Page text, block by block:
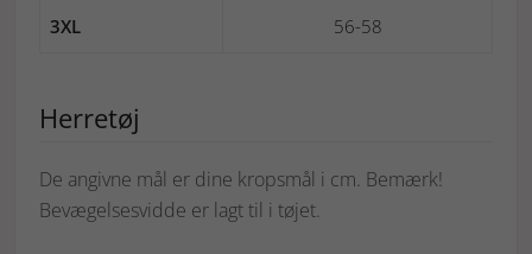
3XL 56-58
Herretøj
De angivne mål er dine kropsmål i cm. Bemærk!
Bevægelsesvidde er lagt til i tøjet.